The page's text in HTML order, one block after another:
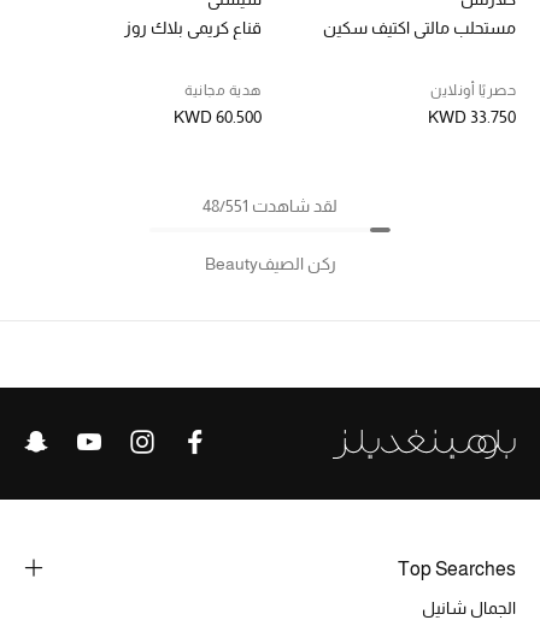
مستحلب مالتي اكتيف سكين
حصريًا أونلاين
KWD 33.750
قناع كريمي بلاك روز
هدية مجانية
KWD 60.500
لقد شاهدت 48/551
ركن الصيفBeauty
Top Searches
الجمال شانيل